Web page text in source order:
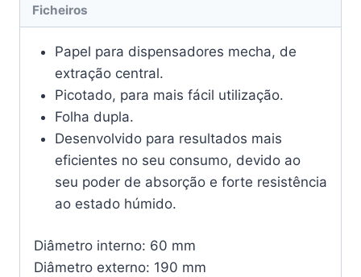
Ficheiros
Papel para dispensadores mecha, de
extração central.
Picotado, para mais fácil utilização.
Folha dupla.
Desenvolvido para resultados mais
eficientes no seu consumo, devido ao
seu poder de absorção e forte resistência
ao estado húmido.
Diâmetro interno: 60 mm
Diâmetro externo: 190 mm